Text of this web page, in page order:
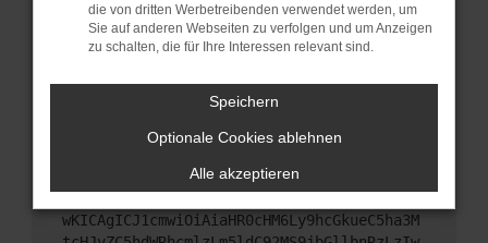
Wende dich an den Webseitenbetreiber.
Wenn du alle oben genannten Schritte versucht
hast, kontaktiere uns bitte. Wir werden versuchen,
das Problem zu beheben. Du kannst uns diesen
Text schicken, um uns bei der Fehlersuche zu
unterstützen:
ewogICJuYW1lIjogIk5ldHdvcmtFcnJvciIsCiAgI
mNvbmZpZyI6IHsKICAgICJtZXRob2QiOiAiR0VUIi
wKICAgICJ1cmwiOiAiaHR0cHM6Ly9hcGkueC5ha3M
die von dritten Werbetreibenden verwendet werden, um
Sie auf anderen Webseiten zu verfolgen und um Anzeigen
zu schalten, die für Ihre Interessen relevant sind.
Speichern
Optionale Cookies ablehnen
Alle akzeptieren